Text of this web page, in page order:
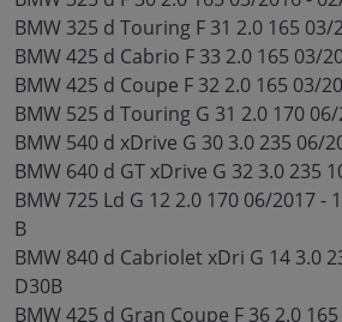
BMW 325 d Touring F 31 2.0 165 03/
BMW 425 d Cabrio F 33 2.0 165 03/
BMW 425 d Coupe F 32 2.0 165 03/
BMW 525 d Touring G 31 2.0 170
BMW 540 d xDrive G 30 3.0 235 06/
BMW 640 d GT xDrive G 32 3.0 235
BMW 725 Ld G 12 2.0 170 06/2017 -
B
BMW 840 d Cabriolet xDri G 14 3.0
D30B
BMW 425 d Gran Coupe F 36 2.0